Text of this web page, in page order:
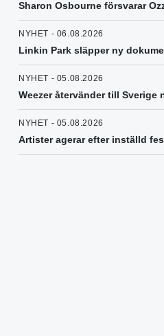
Sharon Osbourne försvarar
NYHET - 06.08.2026
Linkin Park släpper ny
NYHET - 05.08.2026
Weezer återvänder till Sverige
NYHET - 05.08.2026
Artister agerar efter inställd